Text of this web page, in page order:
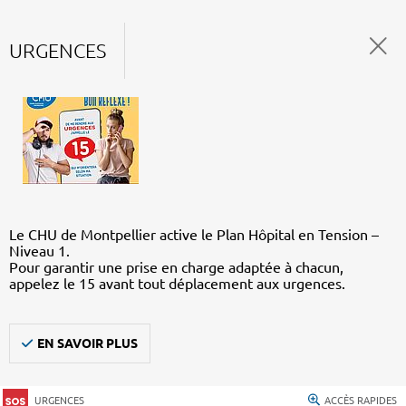
URGENCES
Le CHU de Montpellier active le Plan Hôpital en Tension –
Niveau 1.
Pour garantir une prise en charge adaptée à chacun,
appelez le 15 avant tout déplacement aux urgences.
EN SAVOIR PLUS
URGENCES ACCÈS RAPIDES